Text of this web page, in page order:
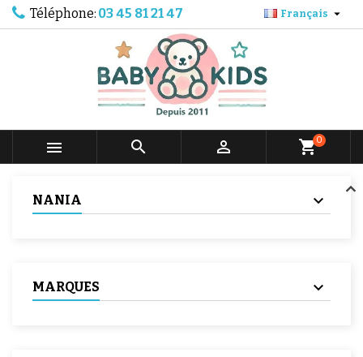
Téléphone: 03 45 81 21 47 Français 
   shopping_cart0
NANIA
MARQUES